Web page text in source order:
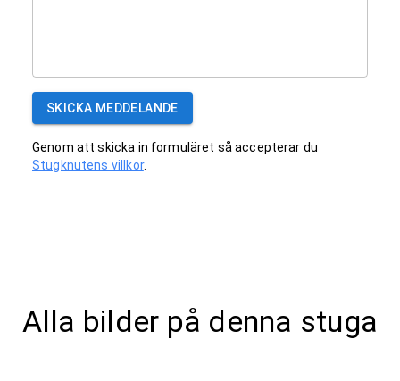
SKICKA MEDDELANDE
Genom att skicka in formuläret så accepterar du
Stugknutens villkor.
Alla bilder på denna stuga